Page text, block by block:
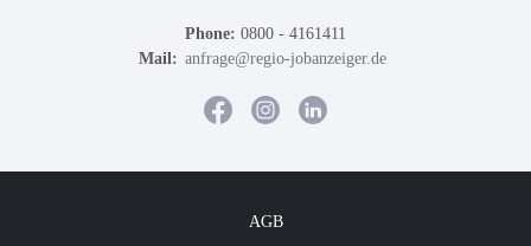
Phone: 0800 - 4161411
Mail: anfrage@regio-jobanzeiger.de
AGB